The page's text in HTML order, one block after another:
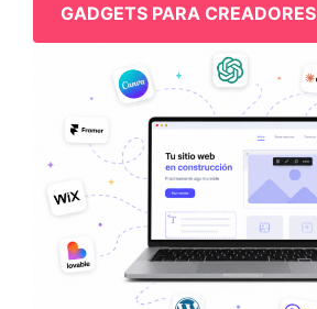
GADGETS PARA CREADORES